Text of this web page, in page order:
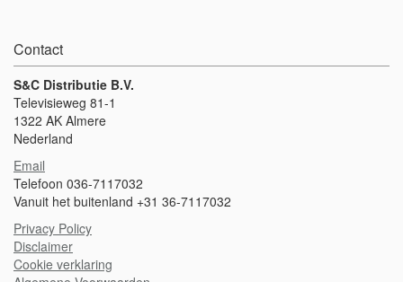
Contact
S&C Distributie B.V.
Televisieweg 81-1
1322 AK Almere
Nederland
Email
Telefoon 036-7117032
Vanuit het buitenland +31 36-7117032
Privacy Policy
Disclaimer
Cookie verklaring